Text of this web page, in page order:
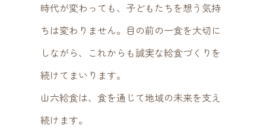
時代が変わっても、子どもたちを想う気持
ちは変わりません。目の前の一食を大切に
しながら、これからも誠実な給食づくりを
続けてまいります。
山六給食は、食を通じて地域の未来を支え
続けます。